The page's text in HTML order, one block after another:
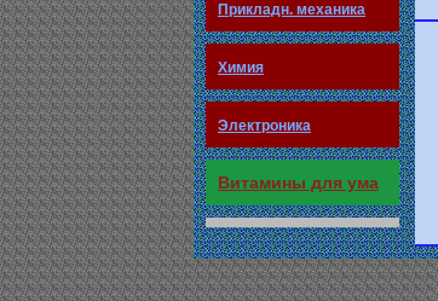
Прикладн. механика
Химия
Электроника
Витамины для ума